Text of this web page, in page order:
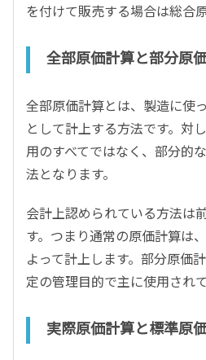
を付けて販売する場合は総合
全部原価計算と部分原
全部原価計算とは、製造に使
として計上する方法です。対
用のすべてではなく、部分的
法となります。
会計上認められている方法は
す。つまり通常の原価計算は
よって計上します。部分原価
定の管理目的で主に使用されて
実際原価計算と標準原